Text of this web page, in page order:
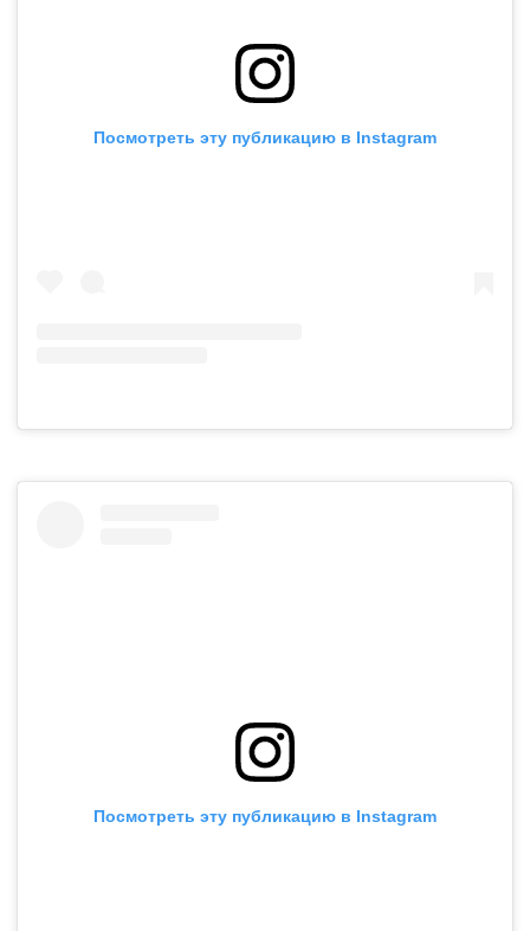
Посмотреть эту публикацию в Instagram
Посмотреть эту публикацию в Instagram